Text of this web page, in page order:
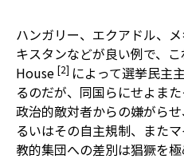
ハンガリー、エクアドル、
キスタンなどが良い例で、
House [2] によって選挙民主
るのだが、同国らにせよま
政治的敵対者からの嫌がら
るいはその自主規制、また
教的集団への差別は猖獗を